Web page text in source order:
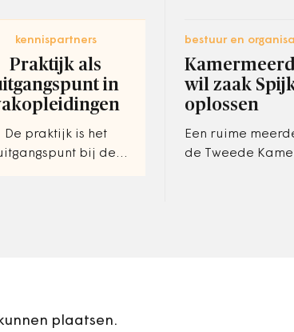
kennispartners
Praktijk als
in
De praktijk is het
bij de
bestuur en
wil zaak
oplossen
Een ruime
de Tweede
plaatsen.